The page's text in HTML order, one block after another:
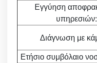
Εγγύηση
υπηρεσιών:
Διάγνωση με
Ετήσιο συμβόλαιο